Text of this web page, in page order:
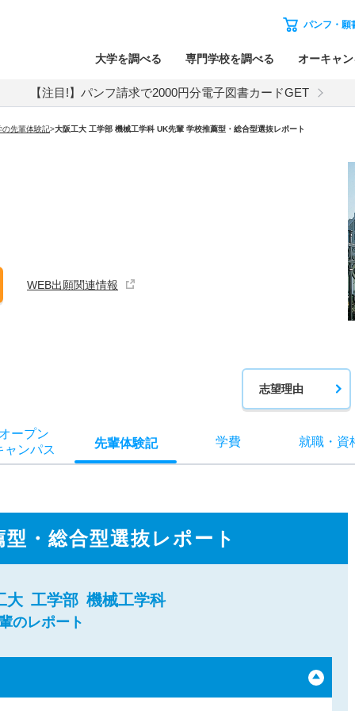
パンフ・願
大学を調べる 専門学校を調べる オーキャ
【注目!】パンフ請求で2000円分電子図書カードGET
の先輩体験記>大阪工大 工学部 機械工学科 UK先輩 学校推薦型・総合型選抜レポート
WEB出願関連情報
志望理由
ープン
ャンパス 先輩体験記 学費 就職・ 資
型・総合型選抜レポート
大 工学部 機械工学科
のレポート